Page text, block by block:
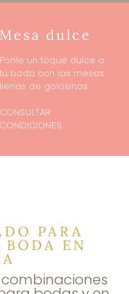
Mesa dulce
Ponle un toque dulce a
tu boda con las mesas
llenas de golosinas.
CONSULTAR
CONDICIONES
PARA
BODA EN